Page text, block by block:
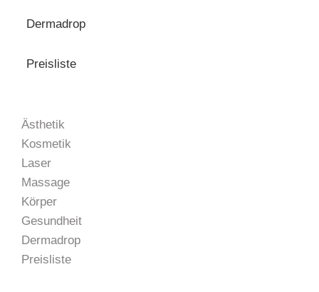
Dermadrop
Preisliste
Ästhetik
Kosmetik
Laser
Massage
Körper
Gesundheit
Dermadrop
Preisliste